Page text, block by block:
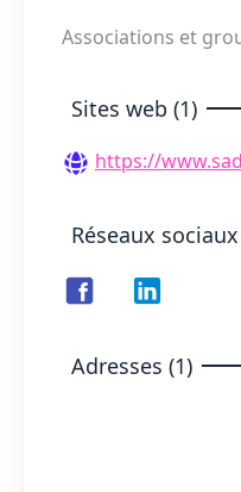
Associations et
Sites web (1)
https://
Réseaux
Adresses (1)